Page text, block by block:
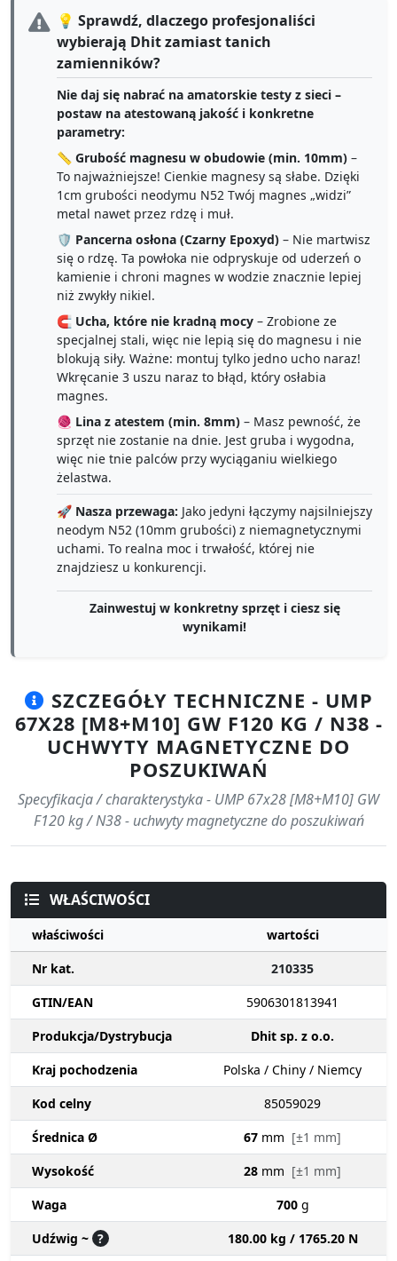
💡 Sprawdź, dlaczego profesjonaliści
wybierają Dhit zamiast tanich
zamienników?
Nie daj się nabrać na amatorskie testy z sieci –
postaw na atestowaną jakość i konkretne
parametry:
📏 Grubość magnesu w obudowie (min. 10mm) –
To najważniejsze! Cienkie magnesy są słabe. Dzięki
1cm grubości neodymu N52 Twój magnes „widzi”
metal nawet przez rdzę i muł.
🛡️ Pancerna osłona (Czarny Epoxyd) – Nie martwisz
się o rdzę. Ta powłoka nie odpryskuje od uderzeń o
kamienie i chroni magnes w wodzie znacznie lepiej
niż zwykły nikiel.
🧲 Ucha, które nie kradną mocy – Zrobione ze
specjalnej stali, więc nie lepią się do magnesu i nie
blokują siły. Ważne: montuj tylko jedno ucho naraz!
Wkręcanie 3 uszu naraz to błąd, który osłabia
magnes.
🧶 Lina z atestem (min. 8mm) – Masz pewność, że
sprzęt nie zostanie na dnie. Jest gruba i wygodna,
więc nie tnie palców przy wyciąganiu wielkiego
żelastwa.
🚀 Nasza przewaga: Jako jedyni łączymy najsilniejszy
neodym N52 (10mm grubości) z niemagnetycznymi
uchami. To realna moc i trwałość, której nie
znajdziesz u konkurencji.
Zainwestuj w konkretny sprzęt i ciesz się
wynikami!
SZCZEGÓŁY TECHNICZNE - UMP
67X28 [M8+M10] GW F120 KG / N38 -
UCHWYTY MAGNETYCZNE DO
POSZUKIWAŃ
Specyfikacja / charakterystyka - UMP 67x28 [M8+M10] GW
F120 kg / N38 - uchwyty magnetyczne do poszukiwań
WŁAŚCIWOŚCI
właściwości
wartości
Nr kat.
210335
GTIN/EAN
5906301813941
Produkcja/Dystrybucja
Dhit sp. z o.o.
Kraj pochodzenia
Polska / Chiny / Niemcy
Kod celny
85059029
Średnica Ø
67 mm [±1 mm]
Wysokość
28 mm [±1 mm]
Waga
700 g
Udźwig ~ ? 180.00 kg / 1765.20 N